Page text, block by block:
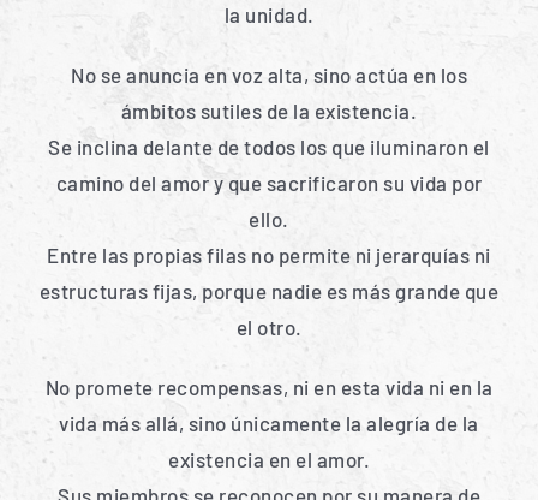
la unidad.
No se anuncia en voz alta, sino actúa en los
ámbitos sutiles de la existencia.
Se inclina delante de todos los que iluminaron el
camino del amor y que sacrificaron su vida por
ello.
Entre las propias filas no permite ni jerarquías ni
estructuras fijas, porque nadie es más grande que
el otro.
No promete recompensas, ni en esta vida ni en la
vida más allá, sino únicamente la alegría de la
existencia en el amor.
Sus miembros se reconocen por su manera de